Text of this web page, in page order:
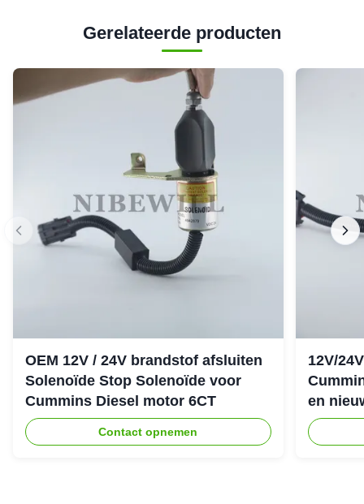
Gerelateerde producten
OEM 12V / 24V brandstof afsluiten
Solenoïde Stop Solenoïde voor
Cummins Diesel motor 6CT
Contact opnemen
12V/
en